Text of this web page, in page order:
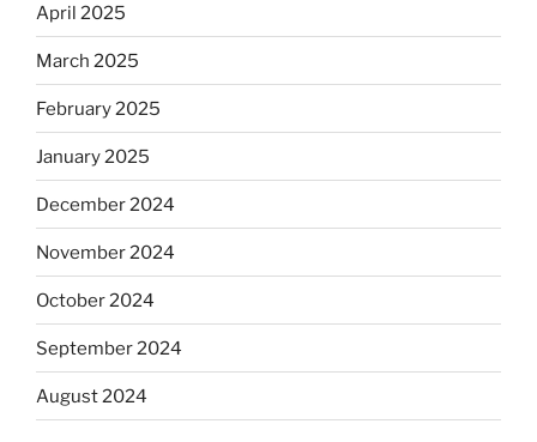
April 2025
March 2025
February 2025
January 2025
December 2024
November 2024
October 2024
September 2024
August 2024